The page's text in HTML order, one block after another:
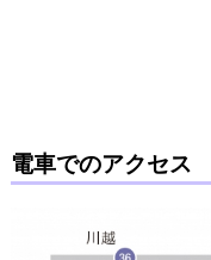
電車でのアクセス